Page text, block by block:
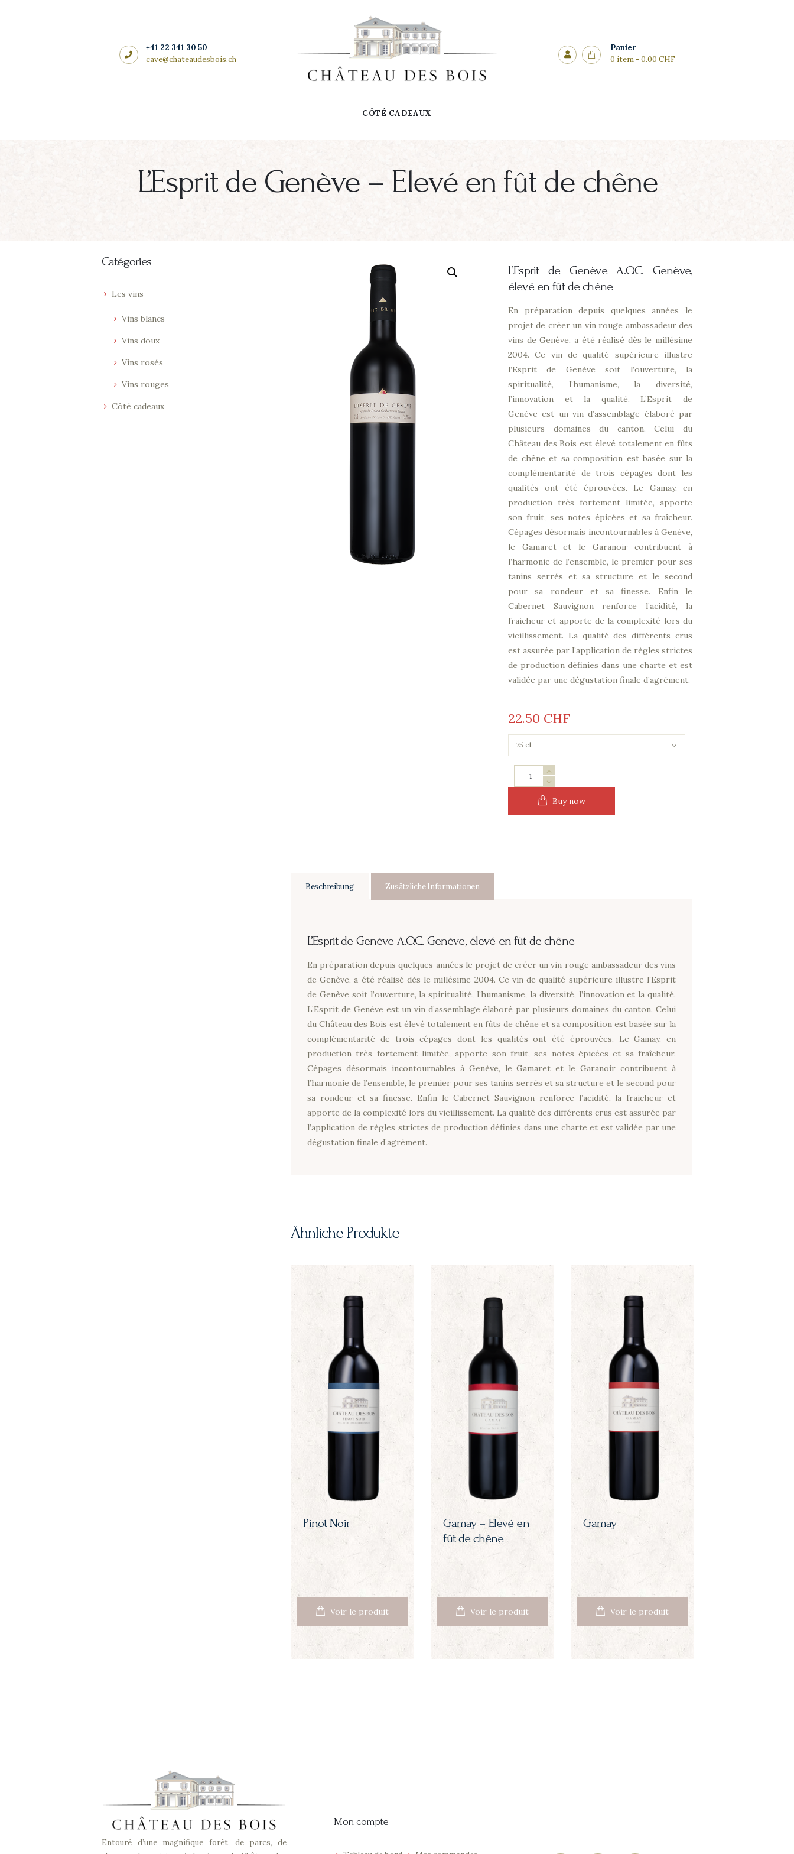
+41 22 341 30 50
cave@chateaudesbois.ch
Panier
0 item-0.00 CHF
CÔTÉ CADEAUX
L’Esprit de Genève – Elevé en fût de chêne
CHÂTEAU DES BOIS
L’Esprit de GenèveA.O.C. Genève,
élevé en fût de chêne
En préparation depuis quelques années le
projet de créer un vin rouge ambassadeur des
vins de Genève, a été réalisé dès le millésime
2004. Ce vin de qualité supérieure illustre
l’Esprit de Genève soit l’ouverture, la
spiritualité, l’humanisme, la diversité,
l’innovation et la qualité. L’Esprit de
Genève est un vin d’assemblage élaboré par
plusieurs domaines du canton. Celui du
Château des Bois est élevé totalement en fûts
de chêne et sa composition est basée sur la
complémentarité de trois cépages dont les
qualités ont été éprouvées. Le Gamay, en
production très fortement limitée, apporte
son fruit, ses notes épicées et sa fraîcheur.
Cépages désormais incontournables à Genève,
le Gamaret et le Garanoir contribuent à
l’harmonie de l’ensemble, le premier pour ses
tanins serrés et sa structure et le second
pour sa rondeur et sa finesse. Enfin le
Cabernet Sauvignon renforce l’acidité, la
fraicheur et apporte de la complexité lors du
vieillissement. La qualité des différents crus
est assurée par l’application de règles strictes
de production définies dans une charte et est
validée par une dégustation finale d’agrément.
22 50 CHF
L'Esprit
de
Genève
-
Buy now
Beschreibung Zusätzliche Informationen
L’Esprit de Genève A.O.C. Genève, élevé en fût de chêne
En préparation depuis quelques années le projet de créer un vin rouge ambassadeur des vins
de Genève, a été réalisé dès le millésime 2004. Ce vin de qualité supérieure illustre l’Esprit
de Genève soit l’ouverture, la spiritualité, l’humanisme, la diversité, l’innovation et la qualité.
L’Esprit de Genève est un vin d’assemblage élaboré par plusieurs domaines du canton. Celui
du Château des Bois est élevé totalement en fûts de chêne et sa composition est basée sur la
complémentarité de trois cépages dont les qualités ont été éprouvées. Le Gamay, en
production très fortement limitée, apporte son fruit, ses notes épicées et sa fraîcheur.
Cépages désormais incontournables à Genève, le Gamaret et le Garanoir contribuent à
l’harmonie de l’ensemble, le premier pour ses tanins serrés et sa structure et le second pour
sa rondeur et sa finesse. Enfin le Cabernet Sauvignon renforce l’acidité, la fraicheur et
apporte de la complexité lors du vieillissement. La qualité des différents crus est assurée par
l’application de règles strictes de production définies dans une charte et est validée par une
dégustation finale d’agrément.
Ähnliche Produkte
Pinot Noir
Voir le produit
Gamay – Elevé en
fût de chêne
Voir le produit
Gamay
Voir le produit
Catégories
Les vins
Vins blancs
Vins doux
Vins rosés
Vins rouges
Côté cadeaux
Entouré d’une magnifique forêt, de parcs, de
Mon compte